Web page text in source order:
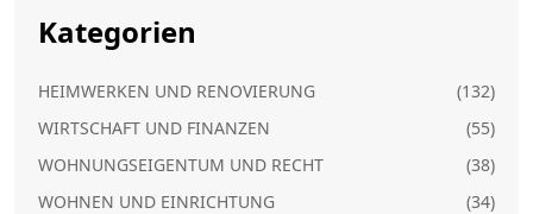
Kategorien
HEIMWERKEN UND RENOVIERUNG
(132)
WIRTSCHAFT UND FINANZEN
(55)
WOHNUNGSEIGENTUM UND RECHT
(38)
WOHNEN UND EINRICHTUNG
(34)